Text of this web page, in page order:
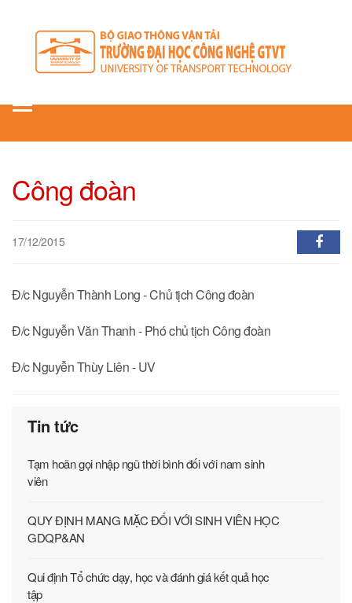
Toggle
Công đoàn
17/12/2015
Đ/c Nguyễn Thành Long - Chủ tịch Công đoàn
Đ/c Nguyễn Văn Thanh - Phó chủ tịch Công đoàn
Đ/c Nguyễn Thùy Liên - UV
Tin tức
Tạm hoãn gọi nhập ngũ thời bình đối với nam sinh
viên
QUY ĐỊNH MANG MẶC ĐỐI VỚI SINH VIÊN HỌC
GDQP&AN
Qui định Tổ chức dạy, học và đánh giá kết quả học
tập